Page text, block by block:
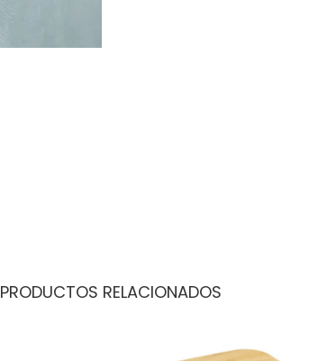
PRODUCTOS RELACIONADOS